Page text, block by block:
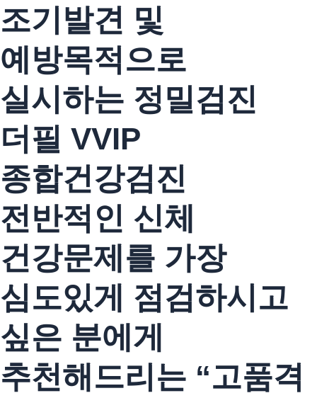
조기발견 및
예방목적으로
실시하는 정밀검진
더필 VVIP
종합건강검진
전반적인 신체
건강문제를 가장
심도있게 점검하시고
싶은 분에게
추천해드리는 “고품격